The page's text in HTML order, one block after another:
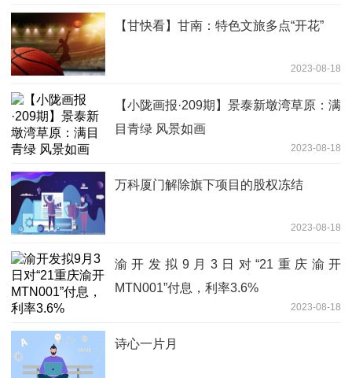
【甘快看】甘南：特色文旅多点“开花”
2023-08-18
【小陇画报·209期】景泰新墩湾草原：满
目青绿 风景如画
2023-08-18
万科厦门解除旗下项目的股权冻结
2023-08-18
渝开发拟9月3日对“21重庆渝开
MTN001”付息，利率3.6%
2023-08-18
诗心一片月